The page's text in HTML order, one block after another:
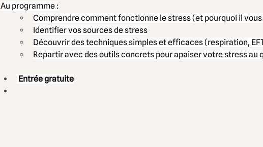
Au programme :
Comprendre comment fonctionne le stress (et pourquoi il
Identifier vos sources de stress
Découvrir des techniques simples et efficaces (respiration,
Repartir avec des outils concrets pour apaiser votre stress au
Entrée gratuite